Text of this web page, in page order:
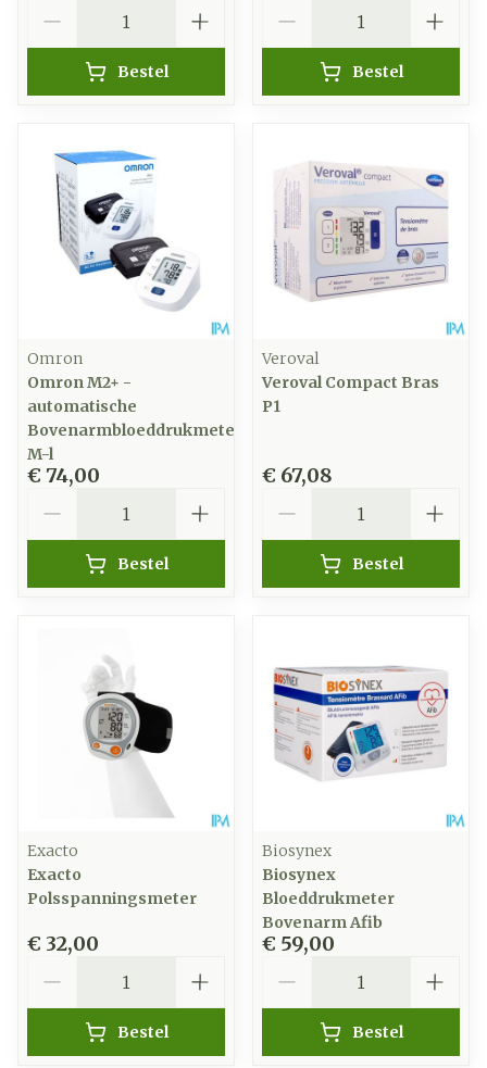
Bestel Bestel
Omron
Omron M2+ -
automatische
Bovenarmbloeddrukmeter
M-l
€ 74,00
Bestel
Veroval
Veroval Compact Bras
P1
€ 67,08
Bestel
Exacto
Exacto
Polsspanningsmeter
€ 32,00
Bestel
Biosynex
Biosynex
Bloeddrukmeter
Bovenarm Afib
€ 59,00
Bestel